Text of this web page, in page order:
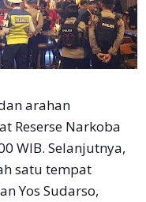
arahan
Reserse Narkoba
WIB. Selanjutnya,
satu tempat
Yos Sudarso,